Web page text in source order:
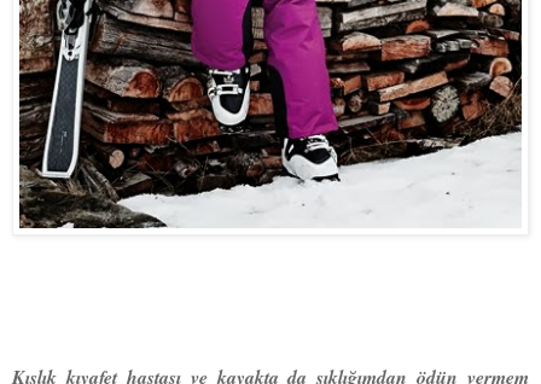
Kışlık kıyafet hastası ve kayakta da şıklığımdan ödün vermem